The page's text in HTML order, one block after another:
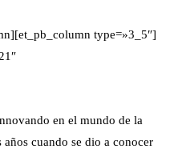
type=»3_5″]
en el mundo de la
cuando se dio a conocer